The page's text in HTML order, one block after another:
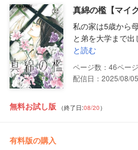
真綿の檻【マイ
私の家は5歳から
と弟を大学まで
と読む
46
配信日：2025/08/05
無料お試し版 （終了日:08/20）
有料版の購入